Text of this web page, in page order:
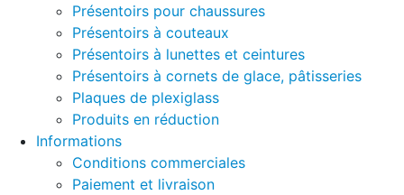
Présentoirs pour chaussures
Présentoirs à couteaux
Présentoirs à lunettes et ceintures
Présentoirs à cornets de glace, pâtisseries
Plaques de plexiglass
Produits en réduction
Informations
Conditions commerciales
Paiement et livraison